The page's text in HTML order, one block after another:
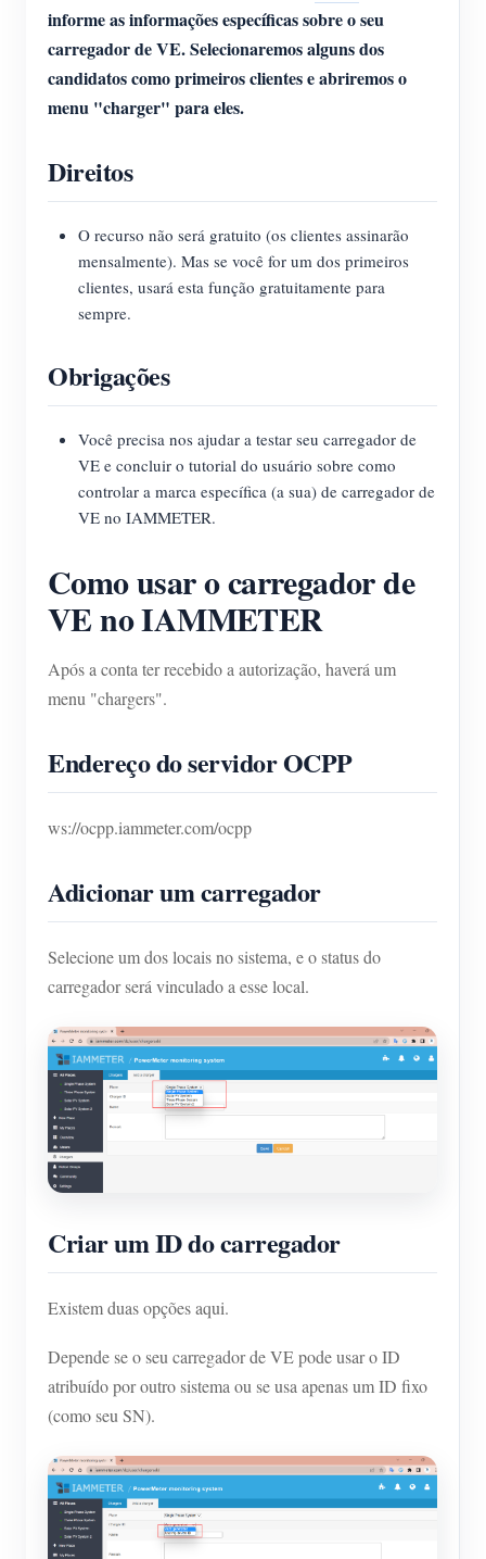
informe as informações específicas sobre o seu
carregador de VE.Selecionaremos alguns dos
candidatos como primeiros clientes e abriremos o
menu "charger" para eles.
Direitos
O recurso não será gratuito (os clientes assinarão
mensalmente). Mas se você for um dos primeiros
clientes, usará esta função gratuitamente para
sempre.
Obrigações
Você precisa nos ajudar a testar seu carregador de
VE e concluir o tutorial do usuário sobre como
controlar a marca específica (a sua) de carregador de
VE no IAMMETER.
Como usar o carregador de
VE no IAMMETER
Após a conta ter recebido a autorização, haverá um
menu "chargers".
Endereço do servidor OCPP
ws://ocpp.iammeter.com/ocpp
Adicionar um carregador
Selecione um dos locais no sistema, e o status do
carregador será vinculado a esse local.
Criar um ID do carregador
Existem duas opções aqui.
Depende se o seu carregador de VE pode usar o ID
atribuído por outro sistema ou se usa apenas um ID fixo
(como seu SN).